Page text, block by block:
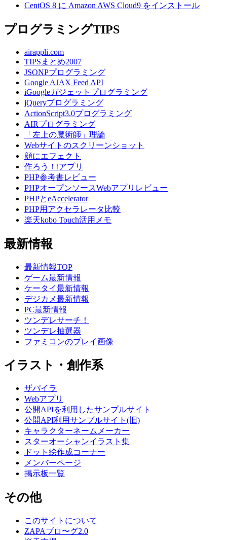
CentOS 8 に Amazon AWS Cloud9 をインストール
プログラミングTIPS
airappli.com
TIPSまとめ2007
JSONPプログラミング
Google AJAX Feed API
iGoogleガジェットプログラミング
jQueryプログラミング
ActionScript3.0プログラミング
AIRプログラミング
「左上の魔術師」理論
Webサイトのスクリーンショット
顔にエフェクト
作ろう！iアプリ
PHP参考書レビュー
PHPオープンソースWebアプリレビュー
PHPとeAccelerator
PHP用アクセラレータ比較
楽天kobo Touch活用メモ
最新情報
最新情報TOP
ゲーム最新情報
ケータイ最新情報
デジカメ最新情報
PC最新情報
ツンデレサーチ！
ツンデレ抽選器
ファミコンのプレイ画像
イラスト・創作系
ザパイラ
Webアプリ
公開APIを利用したサンプルサイト
公開API利用サンプルサイト(旧)
キャラクターネームメーカー
スターオーシャンイラスト集
ドット絵作成コーナー
メンバーページ
掲示板一覧
その他
このサイトについて
ZAPAブロ〜グ2.0